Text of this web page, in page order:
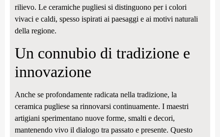
rilievo. Le ceramiche pugliesi si distinguono per i colori
vivaci e caldi, spesso ispirati ai paesaggi e ai motivi naturali
della regione.
Un connubio di tradizione e
innovazione
Anche se profondamente radicata nella tradizione, la
ceramica pugliese sa rinnovarsi continuamente. I maestri
artigiani sperimentano nuove forme, smalti e decori,
mantenendo vivo il dialogo tra passato e presente. Questo